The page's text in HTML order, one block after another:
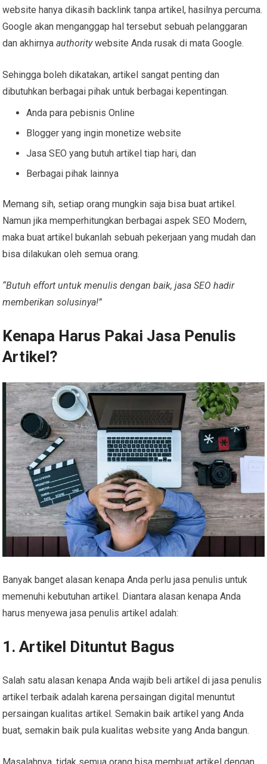
website hanya dikasih backlink tanpa artikel, hasilnya percuma.
Google akan menganggap hal tersebut sebuah pelanggaran
dan akhirnyaauthoritywebsite Anda rusak di mata Google.
Sehingga boleh dikatakan, artikel sangat penting dan
dibutuhkan berbagai pihak untuk berbagai kepentingan.
Anda para pebisnis Online
Blogger yang ingin monetize website
Jasa SEO yang butuh artikel tiap hari, dan
Berbagai pihak lainnya
Memang sih, setiap orang mungkin saja bisa buat artikel.
Namun jika memperhitungkan berbagai aspek SEO Modern,
maka buat artikel bukanlah sebuah pekerjaan yang mudah dan
bisa dilakukan oleh semua orang.
“Butuh effort untuk menulis dengan baik, jasa SEO hadir
memberikan solusinya!”
Kenapa Harus Pakai Jasa Penulis
Artikel?
Banyak banget alasan kenapa Anda perlu jasa penulis untuk
memenuhi kebutuhan artikel. Diantara alasan kenapa Anda
harus menyewa jasa penulis artikel adalah:
1. Artikel Dituntut Bagus
Salah satu alasan kenapa Anda wajib beli artikel di jasa penulis
artikel terbaik adalah karena persaingan digital menuntut
persaingan kualitas artikel. Semakin baik artikel yang Anda
buat, semakin baik pula kualitas website yang Anda bangun.